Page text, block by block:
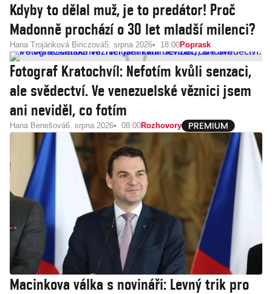
Kdyby to dělal muž, je to predátor! Proč
Madonně prochází o 30 let mladší milenci?
Hana Trojánková Biriczová5. srpna 2026 18:00Poprask
Fotograf Kratochvíl: Nefotím kvůli senzaci,
ale svědectví. Ve venezuelské věznici jsem
ani neviděl, co fotím
Hana Benešová6. srpna 2026 08:00Rozhovory
Macinkova válka s novináři: Levný trik pro